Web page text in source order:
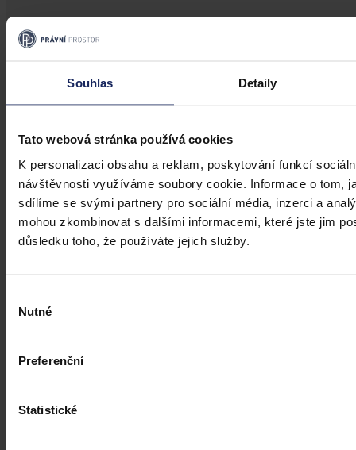
Souhlas Detaily
Tato webová stránka používá cookies
K personalizaci obsahu a reklam, poskytování funkcí
návštěvnosti využíváme soubory cookie. Informace o tom,
sdílíme se svými partnery pro sociální média, inzerci a
mohou zkombinovat s dalšími informacemi, které jste jim
důsledku toho, že používáte jejich služby.
souhlasu
Nutné
Preferenční
Statistické
Články
Kdy je možné sáhnout po jinak
urážlivých označeních?
Tento článek shrnuje nedávný rozsudek Evropského soudu pro
sehrát roli v dalším řešení obdobných případů na ochranu osobnosti,
zejména pokud se jedná o působení na sociálních sítích,
předchozího jednání poškozeného a reálných základů pro hodnotící
úsudek.
Kolektiv autorů • 3. srpna 2026, 07:37